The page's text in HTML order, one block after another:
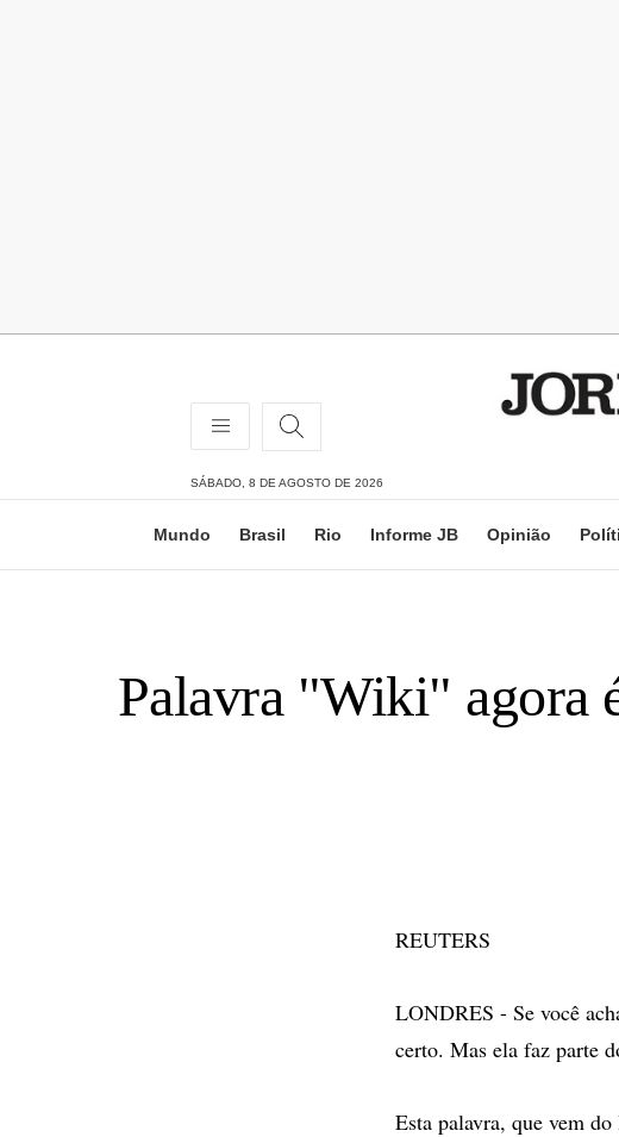
SÁBADO, 8 DE AGOSTO DE 2026
Mundo Brasil Rio Informe JB Opinião
Palavra "Wiki" agora
REUTERS
LONDRES - Se você
certo. Mas ela faz parte
Esta palavra, que vem